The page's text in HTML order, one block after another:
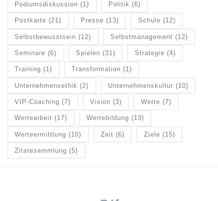
Podiumsdiskussion (1) Politik (6)
Postkarte (21) Presse (13) Schule (12)
Selbstbewusstsein (12) Selbstmanagement (12)
Seminare (6) Spielen (31) Strategie (4)
Training (1) Transformation (1)
Unternehmensethik (2) Unternehmenskultur (10)
VIP-Coaching (7) Vision (3) Werte (7)
Wertearbeit (17) Wertebildung (13)
Werteermittlung (10) Zeit (6) Ziele (15)
Zitatesammlung (5)